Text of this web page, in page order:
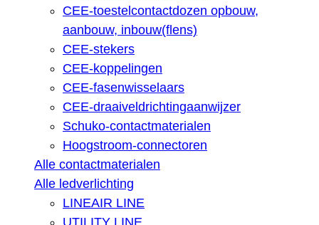
CEE-toestelcontactdozen opbouw,
aanbouw, inbouw(flens)
CEE-stekers
CEE-koppelingen
CEE-fasenwisselaars
CEE-draaiveldrichtingaanwijzer
Schuko-contactmaterialen
Hoogstroom-connectoren
Alle contactmaterialen
Alle ledverlichting
LINEAIR LINE
UTILITY LINE